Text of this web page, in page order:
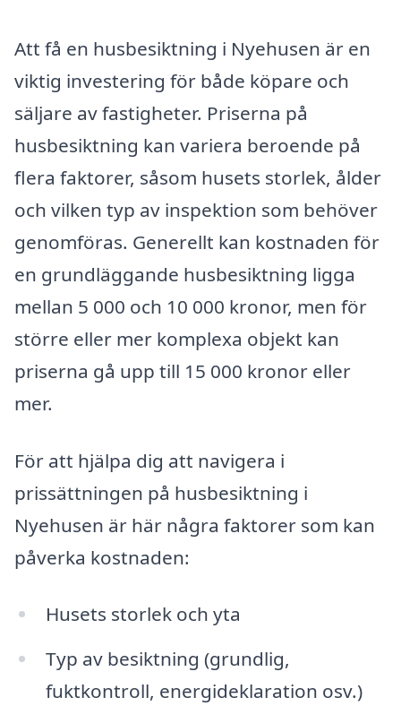
Att få en husbesiktning i Nyehusen är en
viktig investering för både köpare och
säljare av fastigheter. Priserna på
husbesiktning kan variera beroende på
flera faktorer, såsom husets storlek, ålder
och vilken typ av inspektion som behöver
genomföras. Generellt kan kostnaden för
en grundläggande husbesiktning ligga
mellan 5 000 och 10 000 kronor, men för
större eller mer komplexa objekt kan
priserna gå upp till 15 000 kronor eller
mer.
För att hjälpa dig att navigera i
prissättningen på husbesiktning i
Nyehusen är här några faktorer som kan
påverka kostnaden:
Husets storlek och yta
Typ av besiktning (grundlig,
fuktkontroll, energideklaration osv.)